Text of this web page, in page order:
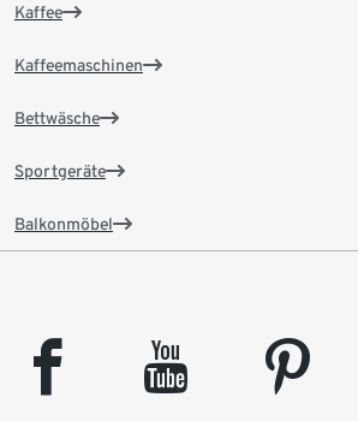
Kaffee
Kaffeemaschinen
Bettwäsche
Sportgeräte
Balkonmöbel
facebook youtube pinterest